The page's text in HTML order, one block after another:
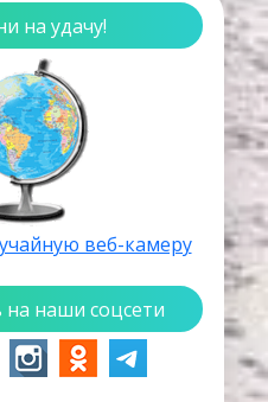
на удачу!
веб-камеру
наши соцсети